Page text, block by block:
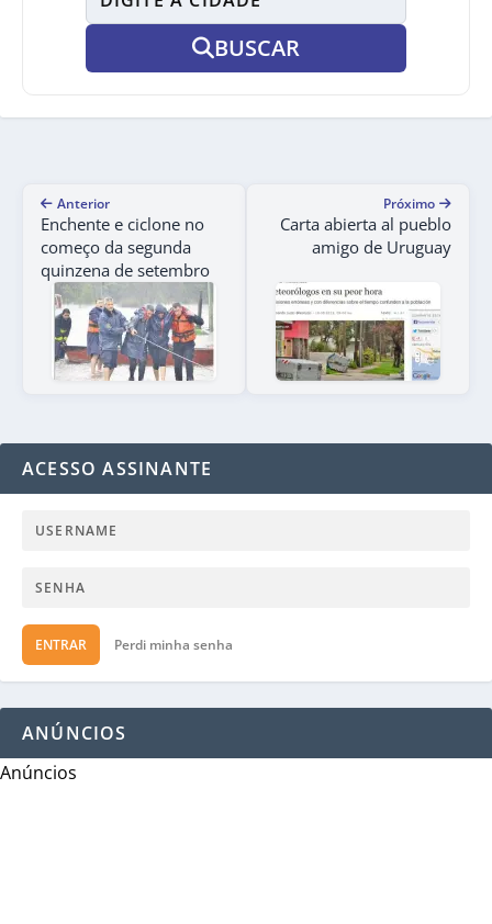
BUSCAR
Anterior
Enchente e ciclone no
começo da segunda
quinzena de setembro
Próximo
Carta abierta al pueblo
amigo de Uruguay
ACESSO ASSINANTE
ENTRAR Perdi minha senha
ANÚNCIOS
Anúncios